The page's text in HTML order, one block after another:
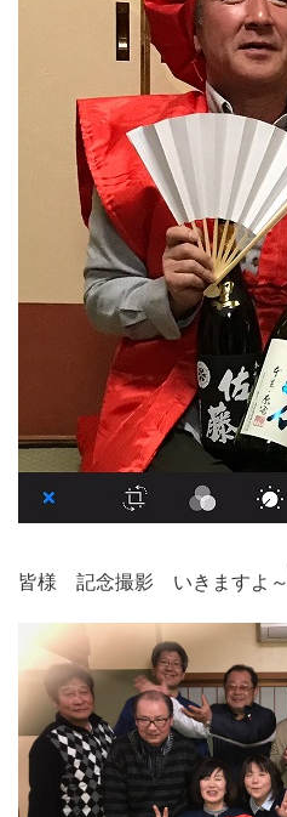
皆様 記念撮影 いきますよ～